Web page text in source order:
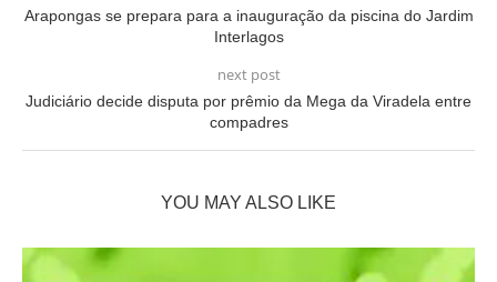
Arapongas se prepara para a inauguração da piscina do Jardim
Interlagos
next post
Judiciário decide disputa por prêmio da Mega da Viradela entre
compadres
YOU MAY ALSO LIKE